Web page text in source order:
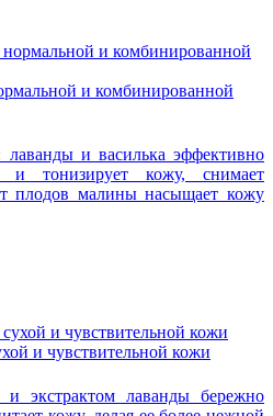
и комбинированной
лаванды и василька эффективно
и тонизирует кожу, снимает
плодов малины насыщает кожу
и чувствительной кожи
экстрактом лаванды бережно